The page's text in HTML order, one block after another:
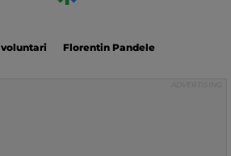
voluntari Florentin Pandele